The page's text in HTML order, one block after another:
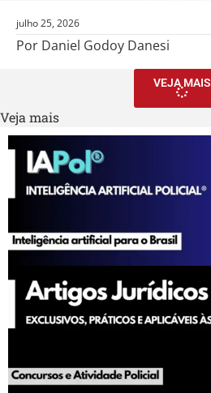
julho 25, 2026
Por Daniel Godoy Danesi
VEJA MAIS
Veja mais